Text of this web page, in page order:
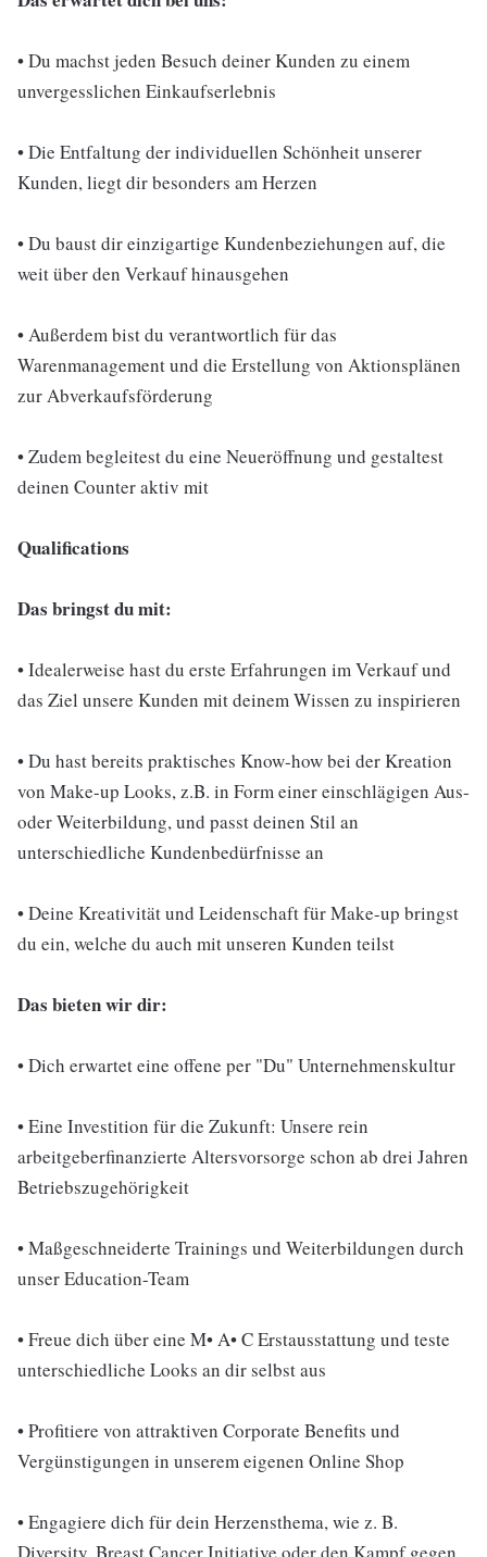
• Du machst jeden Besuch deiner Kunden zu einem
unvergesslichen Einkaufserlebnis
• Die Entfaltung der individuellen Schönheit unserer
Kunden, liegt dir besonders am Herzen
• Du baust dir einzigartige Kundenbeziehungen auf, die
weit über den Verkauf hinausgehen
• Außerdem bist du verantwortlich für das
Warenmanagement und die Erstellung von Aktionsplänen
zur Abverkaufsförderung
• Zudem begleitest du eine Neueröffnung und gestaltest
deinen Counter aktiv mit
Qualifications
Das bringst du mit:
• Idealerweise hast du erste Erfahrungen im Verkauf und
das Ziel unsere Kunden mit deinem Wissen zu inspirieren
• Du hast bereits praktisches Know-how bei der Kreation
von Make-up Looks, z.B. in Form einer einschlägigen Aus-
oder Weiterbildung, und passt deinen Stil an
unterschiedliche Kundenbedürfnisse an
• Deine Kreativität und Leidenschaft für Make-up bringst
du ein, welche du auch mit unseren Kunden teilst
Das bieten wir dir:
• Dich erwartet eine offene per "Du" Unternehmenskultur
• Eine Investition für die Zukunft: Unsere rein
arbeitgeberfinanzierte Altersvorsorge schon ab drei Jahren
Betriebszugehörigkeit
• Maßgeschneiderte Trainings und Weiterbildungen durch
unser Education-Team
• Freue dich über eine M• A• C Erstausstattung und teste
unterschiedliche Looks an dir selbst aus
• Profitiere von attraktiven Corporate Benefits und
Vergünstigungen in unserem eigenen Online Shop
• Engagiere dich für dein Herzensthema, wie z. B.